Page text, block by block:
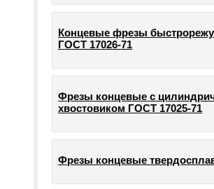
Концевые фрезы
ГОСТ 17026-71
Фрезы концевые с
хвостовиком ГОСТ 17025-71
Фрезы концевые